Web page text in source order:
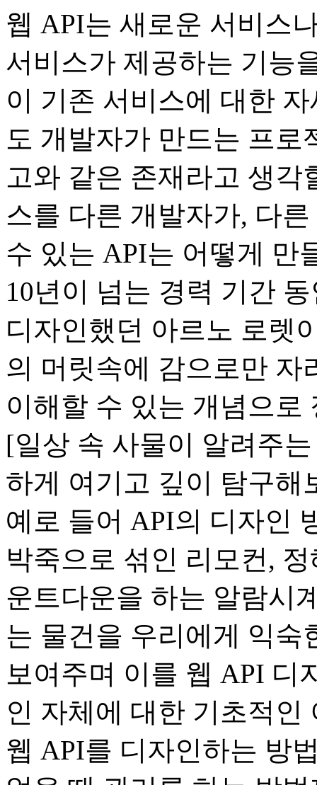
웹 API는 새로운 서비스
서비스가 제공하는 기능
이 기존 서비스에 대한
도 개발자가 만드는 프로
고와 같은 존재라고 생각
스를 다른 개발자가, 다
수 있는 API는 어떻게 만
10년이 넘는 경력 기간
디자인했던 아르노 로렛
의 머릿속에 감으로만 자
이해할 수 있는 개념으로
[일상 속 사물이 알려주
하게 여기고 깊이 탐구해
예로 들어 API의 디자인
박죽으로 섞인 리모컨,
운트다운을 하는 알람시
는 물건을 우리에게 익숙
보여주며 이를 웹 API 디
인 자체에 대한 기초적
웹 API를 디자인하는 방